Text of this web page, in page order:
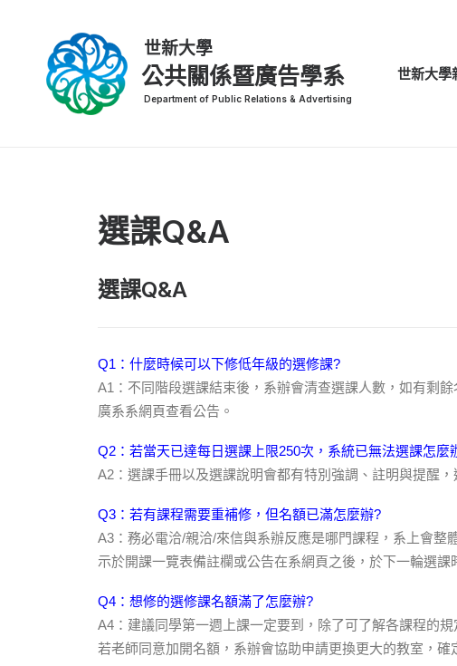
公共關係暨廣告學系 世新大學
選課Q&A
選課Q&A
Q1：什麼時候可以下修低年級的選修課?
A1：不同階段選課結束後，系辦會清查選課人數，如有剩
廣系系網頁查看公告。
Q2：若當天已達每日選課上限250次，系統已無法選課怎麼
A2：選課手冊以及選課說明會都有特別強調、註明與提醒
Q3：若有課程需要重補修，但名額已滿怎麼辦?
A3：務必電洽/親洽/來信與系辦反應是哪門課程，系上會
示於開課一覽表備註欄或公告在系網頁之後，於下一輪選課
Q4：想修的選修課名額滿了怎麼辦?
A4：建議同學第一週上課一定要到，除了可了解各課程的
若老師同意加開名額，系辦會協助申請更換更大的教室，